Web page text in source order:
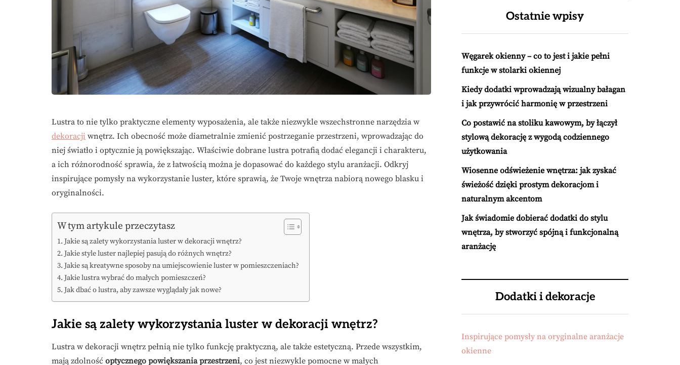
Lustra to nie tylko praktyczne elementy wyposażenia, ale także niezwykle wszechstronne narzędzia w
dekoracji wnętrz. Ich obecność może diametralnie zmienić postrzeganie przestrzeni, wprowadzając do
niej światło i optycznie ją powiększając. Właściwie dobrane lustra potrafią dodać elegancji i charakteru,
a ich różnorodność sprawia, że z łatwością można je dopasować do każdego stylu aranżacji. Odkryj
inspirujące pomysły na wykorzystanie luster, które sprawią, że Twoje wnętrza nabiorą nowego blasku i
oryginalności.
W tym artykule przeczytasz
Jakie są zalety wykorzystania luster w dekoracji wnętrz?
Jakie style luster najlepiej pasują do różnych wnętrz?
Jakie są kreatywne sposoby na umiejscowienie luster w pomieszczeniach?
Jakie lustra wybrać do małych pomieszczeń?
Jak dbać o lustra, aby zawsze wyglądały jak nowe?
Jakie są zalety wykorzystania luster w dekoracji wnętrz?
Lustra w dekoracji wnętrz pełnią nie tylko funkcję praktyczną, ale także estetyczną. Przede wszystkim,
mają zdolność optycznego powiększania przestrzeni, co jest niezwykle pomocne w małych
Ostatnie wpisy
Węgarek okienny – co to jest i jakie pełni
funkcje w stolarki okiennej
Kiedy dodatki wprowadzają wizualny bałagan
i jak przywrócić harmonię w przestrzeni
Co postawić na stoliku kawowym, by łączył
stylową dekorację z wygodą codziennego
użytkowania
Wiosenne odświeżenie wnętrza: jak zyskać
świeżość dzięki prostym dekoracjom i
naturalnym akcentom
Jak świadomie dobierać dodatki do stylu
wnętrza, by stworzyć spójną i funkcjonalną
aranżację
Dodatki i dekoracje
Inspirujące pomysły na oryginalne aranżacje
okienne